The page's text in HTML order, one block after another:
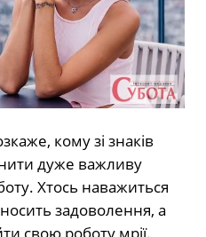
кому зі знаків
дуже важливу
Хтось наважиться
задоволення, а
свою роботу мрії.